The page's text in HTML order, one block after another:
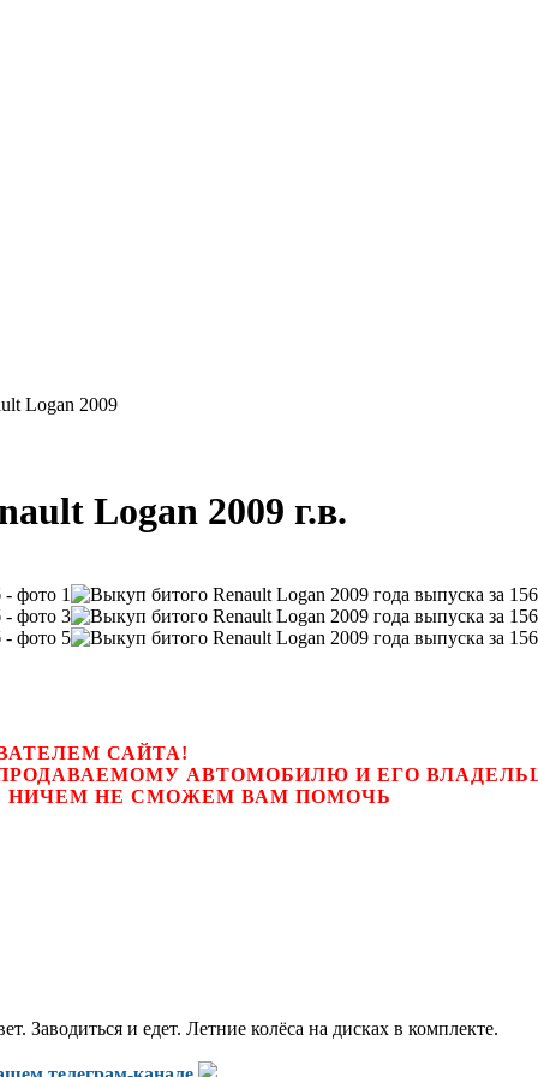
Logan 2009
Logan 2009 г.в.
САЙТА!
АВТОМОБИЛЮ И ЕГО
мы НИЧЕМ НЕ СМОЖЕМ ВАМ ПОМОЧЬ
Заводиться и едет. Летние колёса на дисках в комплекте.